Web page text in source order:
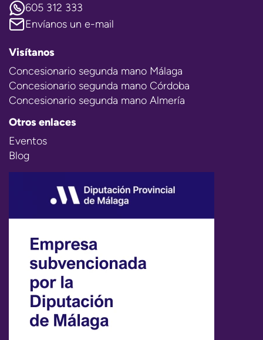
605 312 333
Envíanos un e-mail
Visítanos
Concesionario segunda mano Málaga
Concesionario segunda mano Córdoba
Concesionario segunda mano Almería
Otros enlaces
Eventos
Blog